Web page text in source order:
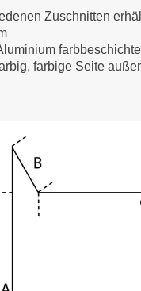
Zuschnitten
farbige Seite